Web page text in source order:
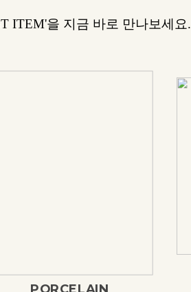
ITEM'을 지금 바로 만나보세요.
PORCELAIN